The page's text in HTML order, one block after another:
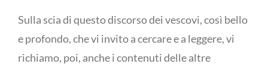
Sulla scia di questo discorso dei vescovi, così bello
e profondo, che vi invito a cercare e a leggere, vi
richiamo, poi, anche i contenuti delle altre